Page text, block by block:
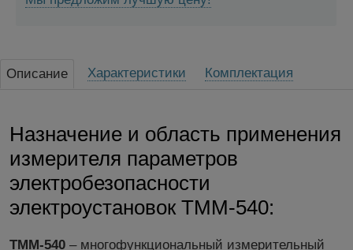
Описание Характеристики Комплектация
Назначение и область применения
измерителя параметров
электробезопасности
электроустановок TMM-540:
TMM-540 – многофункциональный измерительный